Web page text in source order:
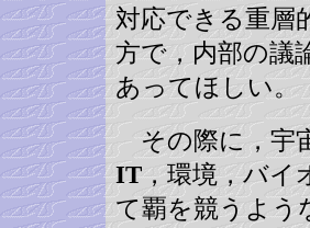
対応できる重層
方で，内部の議
あってほしい。
その際に，宇
IT，環境，バイ
て覇を競うよう